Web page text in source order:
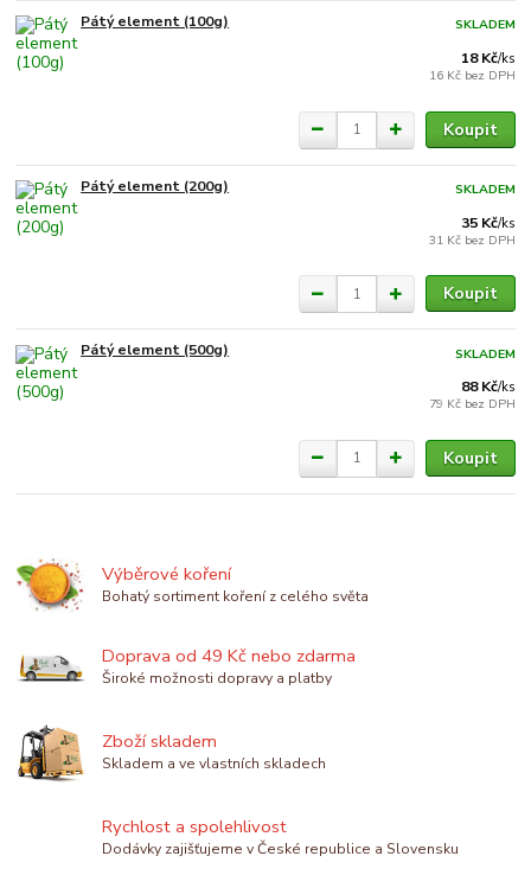
Pátý element (100g)
18 Kč/ks
16 Kč bez DPH
SKLADEM
Koupit
Pátý element (200g)
35 Kč/ks
31 Kč bez DPH
SKLADEM
Koupit
Pátý element (500g)
88 Kč/ks
79 Kč bez DPH
SKLADEM
Koupit
Výběrové koření
Bohatý sortiment koření z celého světa
Doprava od 49 Kč nebo zdarma
Široké možnosti dopravy a platby
Zboží skladem
Skladem a ve vlastních skladech
Rychlost a spolehlivost
Dodávky zajišťujeme v České republice a Slovensku